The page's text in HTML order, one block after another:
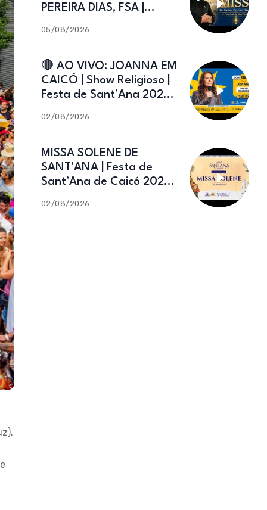
PEREIRA DIAS, FSA |
Caicó-RN
05/08/2026
🔴 AO VIVO: JOANNA EM
CAICÓ | Show Religioso |
Festa de Sant’Ana 2026 |
02/08/2026
MISSA SOLENE DE
SANT’ANA | Festa de
Sant’Ana de Caicó 2026 |
02/08/2026